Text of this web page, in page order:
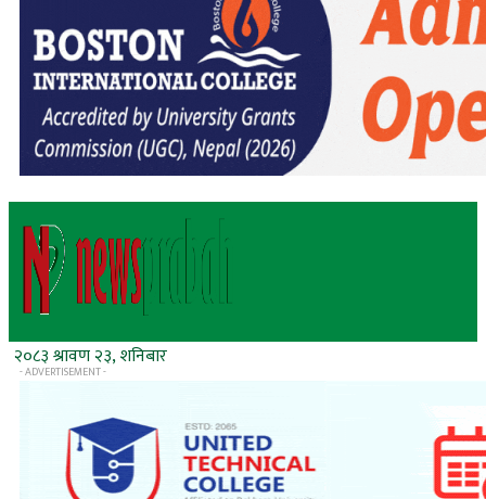
२०८३ श्रावण २३, शनिबार
- ADVERTISEMENT -